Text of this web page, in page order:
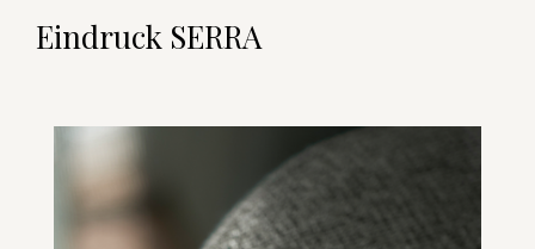
Eindruck SERRA